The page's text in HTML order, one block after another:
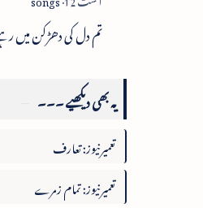
تم دل کی دھڑکن میں
یہ بھی دیکھیے ۔۔۔
تعمیرنیوز: تعارف
تعمیرنیوز: تمام زمرے